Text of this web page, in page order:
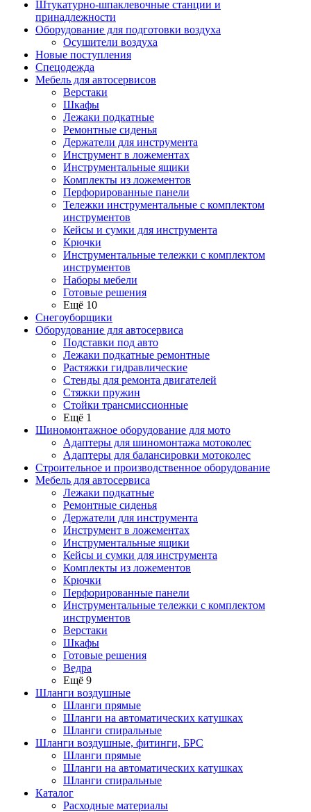
Штукатурно-шпаклевочные станции и
принадлежности
Оборудование для подготовки воздуха
Осушители воздуха
Новые поступления
Спецодежда
Мебель для автосервисов
Верстаки
Шкафы
Лежаки подкатные
Ремонтные сиденья
Держатели для инструмента
Инструмент в ложементах
Инструментальные ящики
Комплекты из ложементов
Перфорированные панели
Тележки инструментальные с комплектом
инструментов
Кейсы и сумки для инструмента
Крючки
Инструментальные тележки с комплектом
инструментов
Наборы мебели
Готовые решения
Ещё 10
Снегоуборщики
Оборудование для автосервиса
Подставки под авто
Лежаки подкатные ремонтные
Растяжки гидравлические
Стенды для ремонта двигателей
Стяжки пружин
Стойки трансмиссионные
Ещё 1
Шиномонтажное оборудование для мото
Адаптеры для шиномонтажа мотоколес
Адаптеры для балансировки мотоколес
Строительное и производственное оборудование
Мебель для автосервиса
Лежаки подкатные
Ремонтные сиденья
Держатели для инструмента
Инструмент в ложементах
Инструментальные ящики
Кейсы и сумки для инструмента
Комплекты из ложементов
Крючки
Перфорированные панели
Инструментальные тележки с комплектом
инструментов
Верстаки
Шкафы
Готовые решения
Ведра
Ещё 9
Шланги воздушные
Шланги прямые
Шланги на автоматических катушках
Шланги спиральные
Шланги воздушные, фитинги, БРС
Шланги прямые
Шланги на автоматических катушках
Шланги спиральные
Каталог
Расходные материалы